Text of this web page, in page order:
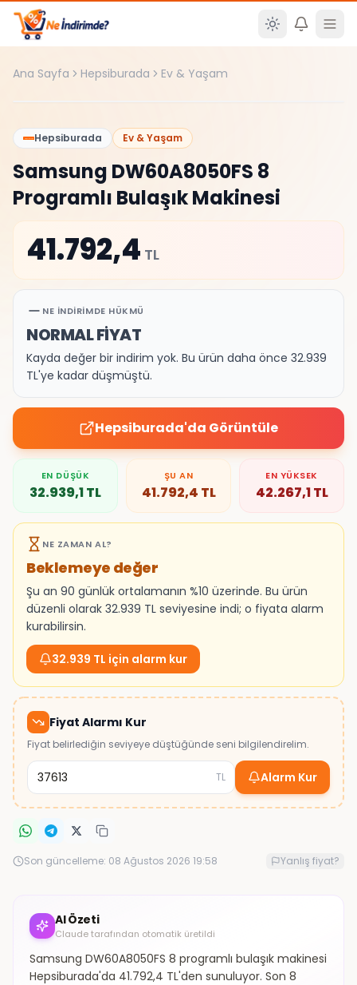
Ana içeriğe atla
Ana Sayfa Hepsiburada Ev & Yaşam
%0
Hepsiburada Ev & Yaşam
Samsung DW60A8050FS 8
Programlı Bulaşık Makinesi
41.792,4 TL
NE İNDIRIMDE HÜKMÜ
NORMAL FİYAT
Kayda değer bir indirim yok. Bu ürün daha önce 32.939
TL'ye kadar düşmüştü.
Hepsiburada'da Görüntüle
EN DÜŞÜK
32.939,1TL
ŞU AN
41.792,4 TL
EN YÜKSEK
42.267,1TL
NE ZAMAN AL?
Beklemeye değer
Şu an 90 günlük ortalamanın %10 üzerinde. Bu ürün
düzenli olarak 32.939 TL seviyesine indi; o fiyata alarm
kurabilirsin.
32.939 TL için alarm kur
Fiyat Alarmı Kur
Fiyat belirlediğin seviyeye düştüğünde seni bilgilendirelim.
TL Alarm Kur
Son güncelleme: 08 Ağustos 2026 19:58 Yanlış fiyat?
AI Özeti
Claude tarafından otomatik üretildi
Samsung DW60A8050FS 8 programlı bulaşık makinesi
Hepsiburada'da 41.792,4 TL'den sunuluyor. Son 8